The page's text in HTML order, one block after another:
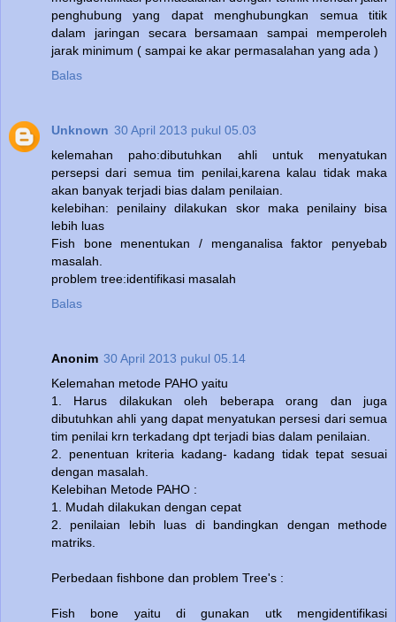
penghubung yang dapat menghubungkan semua titik
dalam jaringan secara bersamaan sampai memperoleh
jarak minimum ( sampai ke akar permasalahan yang ada )
Balas
Unknown 30 April 2013 pukul 05.03
kelemahan paho:dibutuhkan ahli untuk menyatukan
persepsi dari semua tim penilai,karena kalau tidak maka
akan banyak terjadi bias dalam penilaian.
kelebihan: penilainy dilakukan skor maka penilainy bisa
lebih luas
Fish bone menentukan / menganalisa faktor penyebab
masalah.
problem tree:identifikasi masalah
Balas
Anonim 30 April 2013 pukul 05.14
Kelemahan metode PAHO yaitu
1. Harus dilakukan oleh beberapa orang dan juga
dibutuhkan ahli yang dapat menyatukan persesi dari semua
tim penilai krn terkadang dpt terjadi bias dalam penilaian.
2. penentuan kriteria kadang- kadang tidak tepat sesuai
dengan masalah.
Kelebihan Metode PAHO :
1. Mudah dilakukan dengan cepat
2. penilaian lebih luas di bandingkan dengan methode
matriks.
Perbedaan fishbone dan problem Tree's :
Fish bone yaitu di gunakan utk mengidentifikasi